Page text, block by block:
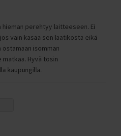
hieman perehtyy laitteeseen. Ei
vain kasaa sen laatikosta eikä
isomman
Hyvä tosin
kaupungilla.